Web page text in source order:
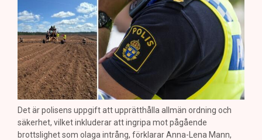
Det är polisens uppgift att upprätthålla allmän ordning och
säkerhet, vilket inkluderar att ingripa mot pågående
brottslighet som olaga intrång, förklarar Anna-Lena Mann,